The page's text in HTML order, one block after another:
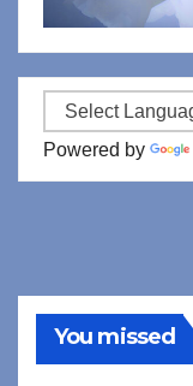
Powered by
You missed